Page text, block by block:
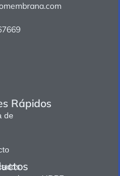
Rápidos
de